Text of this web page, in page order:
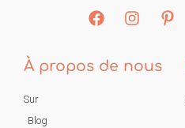
À propos de nous
Sur
Blog